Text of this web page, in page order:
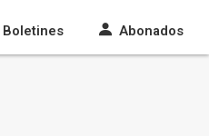
Boletines Abonados